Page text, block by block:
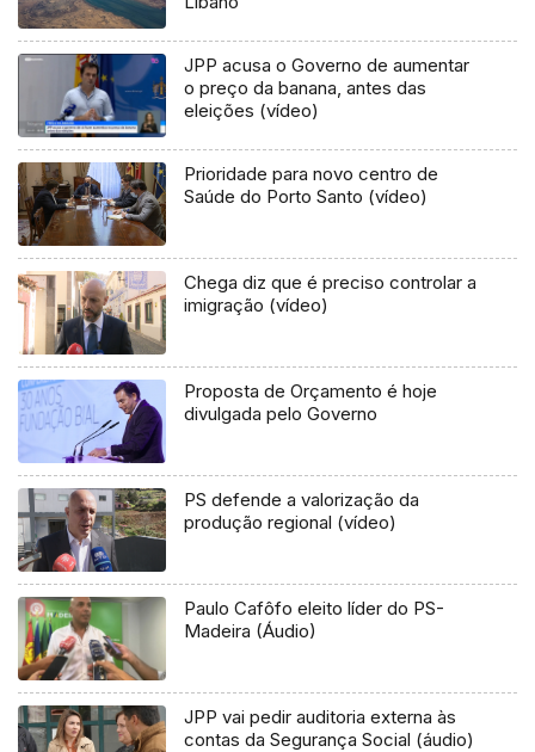
JPP acusa o Governo de aumentar
o preço da banana, antes das
eleições (vídeo)
Prioridade para novo centro de
Saúde do Porto Santo (vídeo)
Chega diz que é preciso controlar a
imigração (vídeo)
Proposta de Orçamento é hoje
divulgada pelo Governo
PS defende a valorização da
produção regional (vídeo)
Paulo Cafôfo eleito líder do PS-
Madeira (Áudio)
JPP vai pedir auditoria externa às
contas da Segurança Social (áudio)